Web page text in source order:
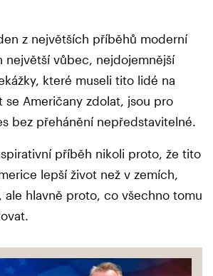
z největších příběhů moderní
největší vůbec, nejdojemnější
které museli tito lidé na
se Američany zdolat, jsou pro
bez přehánění nepředstavitelné.
příběh nikoli proto, že tito
lepší život než v zemích,
ale hlavně proto, co všechno tomu